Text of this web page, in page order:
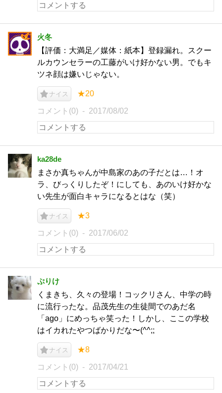
火冬
【評価：大満足／媒体：紙本】登録漏れ。スクー
ルカウンセラーの工藤がいけ好かない男。でもキ
ツネ顔は嫌いじゃない。
ナイス ★20
コメント(0) 2017/08/02
ka28de
まさか真ちゃんが中島家のあの子だとは…！オ
ラ、びっくりしたぞ！にしても、あのいけ好かな
い先生が面白キャラになるとはな（笑）
ナイス ★3
コメント(0) 2017/06/02
ぷりけ
くまきち、久々の登場！コックリさん、中学の時
に流行ったな。品茂先生の生徒間でのあだ名
「ago」にめっちゃ笑った！しかし、ここの学校
はイカれたやつばかりだな〜(^^;;
ナイス ★8
コメント(0) 2017/04/21